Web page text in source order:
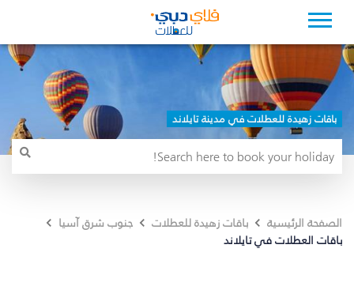
باقات زهيدة للعطلات في مدينة تايلاند
الصفحة الرئيسية باقات زهيدة للعطلات
جنوب شرق آسيا
باقات العطلات في تايلاند